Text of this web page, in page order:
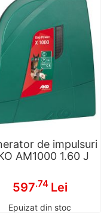
de impulsuri
AM1000 1.60 J
597.74 Lei
Epuizat din stoc